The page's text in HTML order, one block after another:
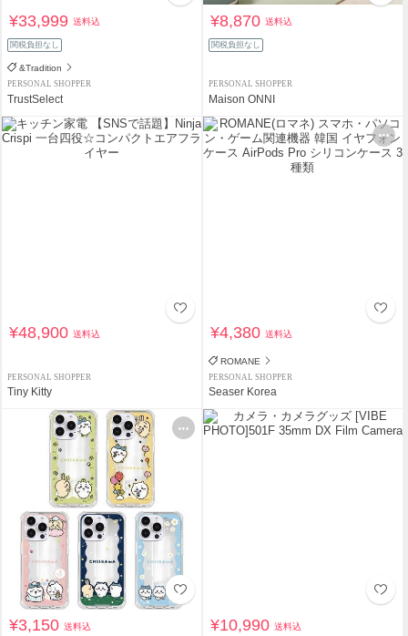
¥33,999送料込
関税負担なし
&Tradition
PERSONAL SHOPPER
TrustSelect
¥8,870送料込
関税負担なし
PERSONAL SHOPPER
Maison ONNI
¥48,900送料込
PERSONAL SHOPPER
Tiny Kitty
¥4,380送料込
ROMANE
PERSONAL SHOPPER
Seaser Korea
¥3,150送料込 ¥10,990送料込